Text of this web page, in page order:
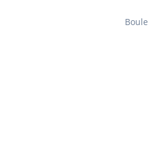
Boule